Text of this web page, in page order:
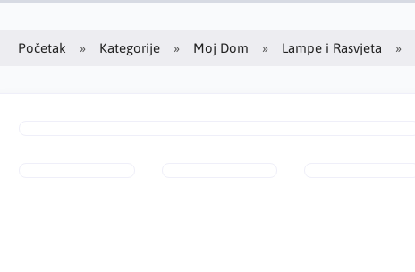
Početak Kategorije Moj Dom Lampe i Rasvjeta